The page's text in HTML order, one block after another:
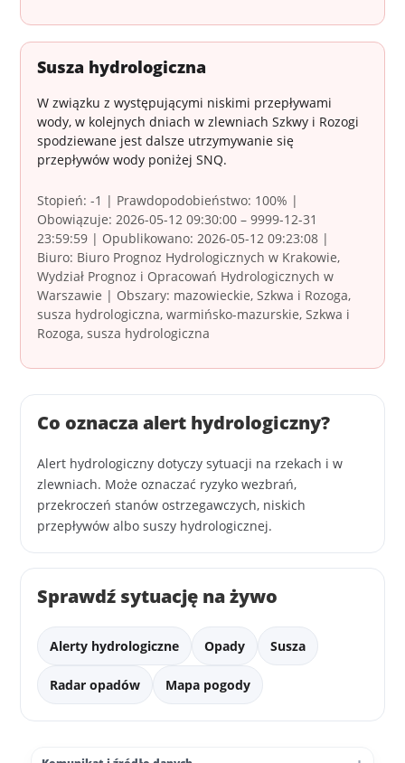
Susza hydrologiczna
W związku z występującymi niskimi przepływami
wody, w kolejnych dniach w zlewniach Szkwy i Rozogi
spodziewane jest dalsze utrzymywanie się
przepływów wody poniżej SNQ.
Stopień: -1 | Prawdopodobieństwo: 100% |
Obowiązuje: 2026-05-12 09:30:00 – 9999-12-31
23:59:59 | Opublikowano: 2026-05-12 09:23:08 |
Biuro: Biuro Prognoz Hydrologicznych w Krakowie,
Wydział Prognoz i Opracowań Hydrologicznych w
Warszawie | Obszary: mazowieckie, Szkwa i Rozoga,
susza hydrologiczna, warmińsko-mazurskie, Szkwa i
Rozoga, susza hydrologiczna
Co oznacza alert hydrologiczny?
Alert hydrologiczny dotyczy sytuacji na rzekach i w
zlewniach. Może oznaczać ryzyko wezbrań,
przekroczeń stanów ostrzegawczych, niskich
przepływów albo suszy hydrologicznej.
Sprawdź sytuację na żywo
Alerty hydrologiczne Opady Susza
Radar opadów Mapa pogody